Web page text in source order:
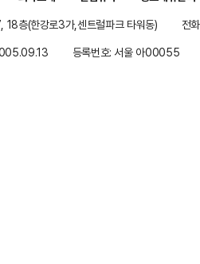
18층(한강로3가,센트럴파크 타워동)
전
등록번호: 서울 아00055